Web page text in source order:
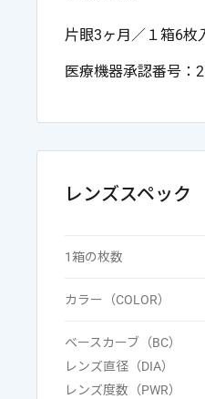
片眼3ヶ月／１箱6枚
医療機器承認番号：
レンズスペック
1箱の枚数
カラー（COLOR）
ベースカーブ（BC）
レンズ直径（DIA）
レンズ度数（PWR）